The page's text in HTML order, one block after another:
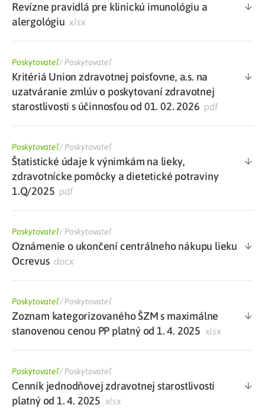
Revízne pravidlá pre klinickú imunológiu a
alergológiu xlsx
Poskytovateľ/Poskytovateľ
Kritériá Union zdravotnej poisťovne, a.s. na
uzatváranie zmlúv o poskytovaní zdravotnej
starostlivosti s účinnosťou od 01. 02. 2026 pdf
Poskytovateľ/Poskytovateľ
Štatistické údaje k výnimkám na lieky,
zdravotnícke pomôcky a dietetické potraviny
1.Q/2025 pdf
Poskytovateľ/Poskytovateľ
Oznámenie o ukončení centrálneho nákupu lieku
Ocrevusdocx
Poskytovateľ/Poskytovateľ
Zoznam kategorizovaného ŠZM s maximálne
stanovenou cenou PP platný od 1. 4. 2025 xlsx
Poskytovateľ/Poskytovateľ
Cenník jednodňovej zdravotnej starostlivosti
platný od 1. 4. 2025 xlsx